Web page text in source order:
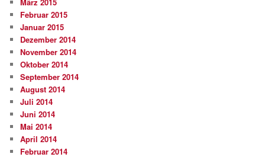
März 2015
Februar 2015
Januar 2015
Dezember 2014
November 2014
Oktober 2014
September 2014
August 2014
Juli 2014
Juni 2014
Mai 2014
April 2014
Februar 2014